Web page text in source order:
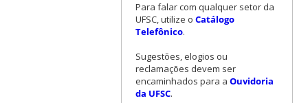
Para falar com qualquer setor da
UFSC, utilize o Catálogo
Telefônico.
Sugestões, elogios ou
reclamações devem ser
encaminhados para a Ouvidoria
da UFSC.